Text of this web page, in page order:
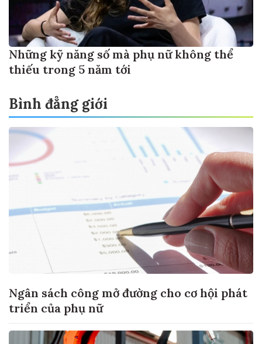
Những kỹ năng số mà phụ nữ không thể
thiếu trong 5 năm tới
Bình đẳng giới
Ngân sách công mở đường cho cơ hội phát
triển của phụ nữ